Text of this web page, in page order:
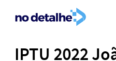
IPTU 2022